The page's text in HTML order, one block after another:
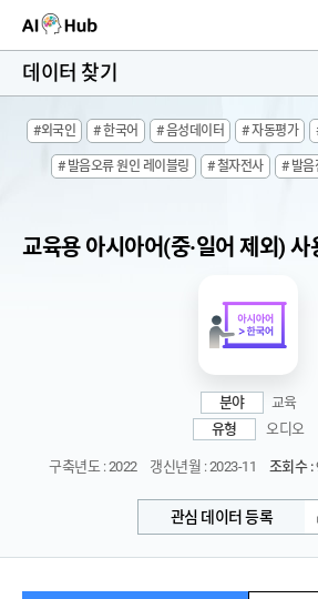
AI-Hub
데이터 찾기
#외국인 # 한국어 # 음성데이터 # 자동평가
# 발음오류 원인 레이블링 # 철자전사 # 발음
분야
교육
유형
오디오
구축년도 : 2022 갱신년월 : 2023-11 조회수 :
관심 데이터 등록